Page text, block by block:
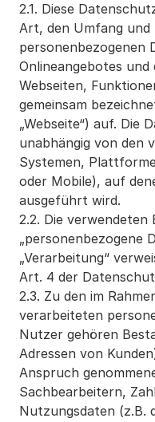
2.1. Diese
Art, den Umfang und
personenbezogenen
Onlineangebotes
Webseiten,
gemeinsam
„Webseite“) auf. Die
unabhängig von den
Systemen,
oder Mobile), auf
ausgeführt wird.
2.2. Die verwendeten
„personenbezogene
„Verarbeitung“
Art. 4 der
2.3. Zu den im
verarbeiteten
Nutzer gehören
Adressen von
Anspruch
Sachbearbeitern,
Nutzungsdaten (z.B.